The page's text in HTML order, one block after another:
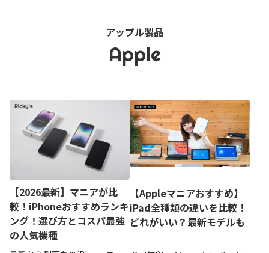
アップル製品
Apple
【2026最新】マニアが比
較！iPhoneおすすめランキ
ング！選び方とコスパ最強
の人気機種
【Appleマニアおすすめ】
iPad全種類の違いを比較！
どれがいい？最新モデルも